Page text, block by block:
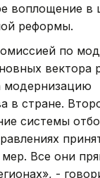
воплощение в
реформы.
по
вектора
модернизацию
в стране.
системы
Все они
-